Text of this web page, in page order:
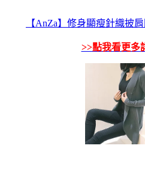
【AnZa】修身顯瘦針織披
>>點我看更多